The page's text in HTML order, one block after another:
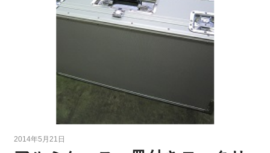
2014年5月21日